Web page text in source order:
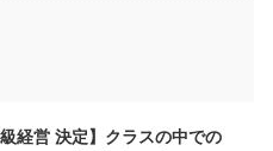
級経営 決定】クラスの中での